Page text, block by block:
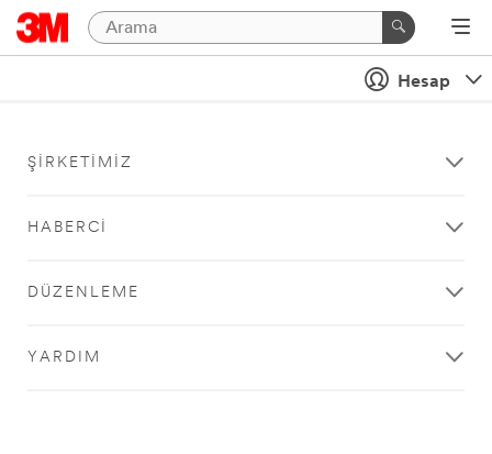
Hesap
ŞIRKETIMIZ
HABERCI
DÜZENLEME
YARDIM